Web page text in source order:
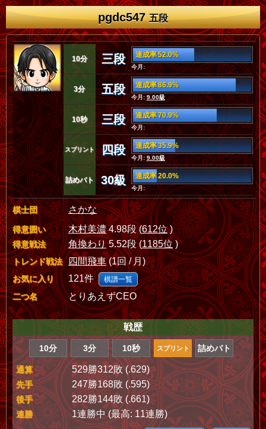
pgdc547五段
10分 三段 達成率 52.0%
今月:
3分 五段 達成率 86.9%
今月:9.00級
10秒 三段 達成率 70.9%
今月:
スプリント 四段 達成率 35.9%
今月:9.00級
詰めバト 30級 達成率 20.0%
今月:
棋士団 さかな
得意囲い 木村美濃4.98段 (612位)
得意戦法 角換わり5.52段 (1185位 )
トレンド戦法 四間飛車(1回 / 月)
お気に入り 121件 棋譜一覧
二つ名 とりあえずCEO
戦歴
10分 3分 10秒 スプリント 詰めバト
通算 529勝312敗 (.629)
先手 247勝168敗 (.595)
後手 282勝144敗 (.661)
連勝 1連勝中 (最高: 11連勝)